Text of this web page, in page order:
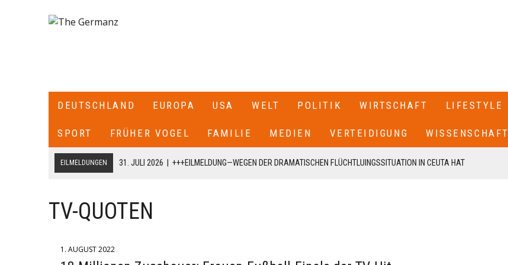
DEUTSCHLAND EUROPA USA WELT POLITIK WIRTSCHAFT LIFESTYLE
SPORT FRÜHER VOGEL FAMILIE MEDIEN VERTEIDIGUNG WISSENSCHAFT
EILMELDUNGEN 31. JULI 2026
+++EILMELDUNG—WEGEN DER DRAMATISCHEN FLÜCHTLUINGSSITUATION IN CEUTA HAT
18. JULI 2026 | +++CDU/CSU-FRAKTIONSCHEF JENS SPAHN HAT SEINEN RÜCKTRITT ERKLÄRT+++ .IN EINEM BRIEF AN DIE
FRAKTION SCHREIBT ER: „ICH HABE DIE PARTEIVORSITZENDEN VON CDU UND CSU, FRIEDRICH MERZ UND MARKUS SÖDER,
CDU/CSU-BUNDESTAGSFRAKTION ZURÜCKTRETE.+++
TV-QUOTEN
1. AUGUST 2022